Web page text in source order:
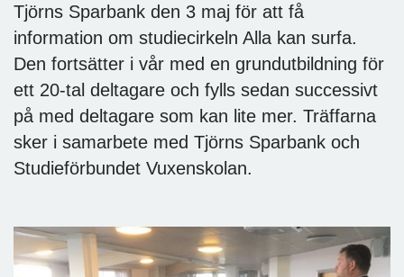
Tjörns Sparbank den 3 maj för att få
information om studiecirkeln Alla kan surfa.
Den fortsätter i vår med en grundutbildning för
ett 20-tal deltagare och fylls sedan successivt
på med deltagare som kan lite mer. Träffarna
sker i samarbete med Tjörns Sparbank och
Studieförbundet Vuxenskolan.